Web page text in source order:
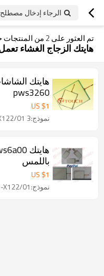
الرجاء إدخال
تم العثور على 2 من
هايتك الزجاج الغشاء
هايتك
pws3260
US $1
نموذج:N010-0554-X122/01 3
باللمس
US $1
نموذج:N010-0554 -X122/01